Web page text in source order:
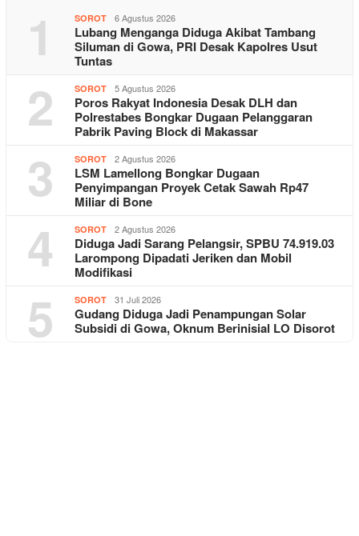
1 SOROT 6 Agustus 2026
Lubang Menganga Diduga Akibat Tambang
Siluman di Gowa, PRI Desak Kapolres Usut
Tuntas
2 SOROT 5 Agustus 2026
Poros Rakyat Indonesia Desak DLH dan
Polrestabes Bongkar Dugaan Pelanggaran
Pabrik Paving Block di Makassar
3 SOROT 2 Agustus 2026
LSM Lamellong Bongkar Dugaan
Penyimpangan Proyek Cetak Sawah Rp47
Miliar di Bone
4 SOROT 2 Agustus 2026
Diduga Jadi Sarang Pelangsir, SPBU 74.919.03
Larompong Dipadati Jeriken dan Mobil
Modifikasi
5 SOROT 31 Juli 2026
Gudang Diduga Jadi Penampungan Solar
Subsidi di Gowa, Oknum Berinisial LO Disorot